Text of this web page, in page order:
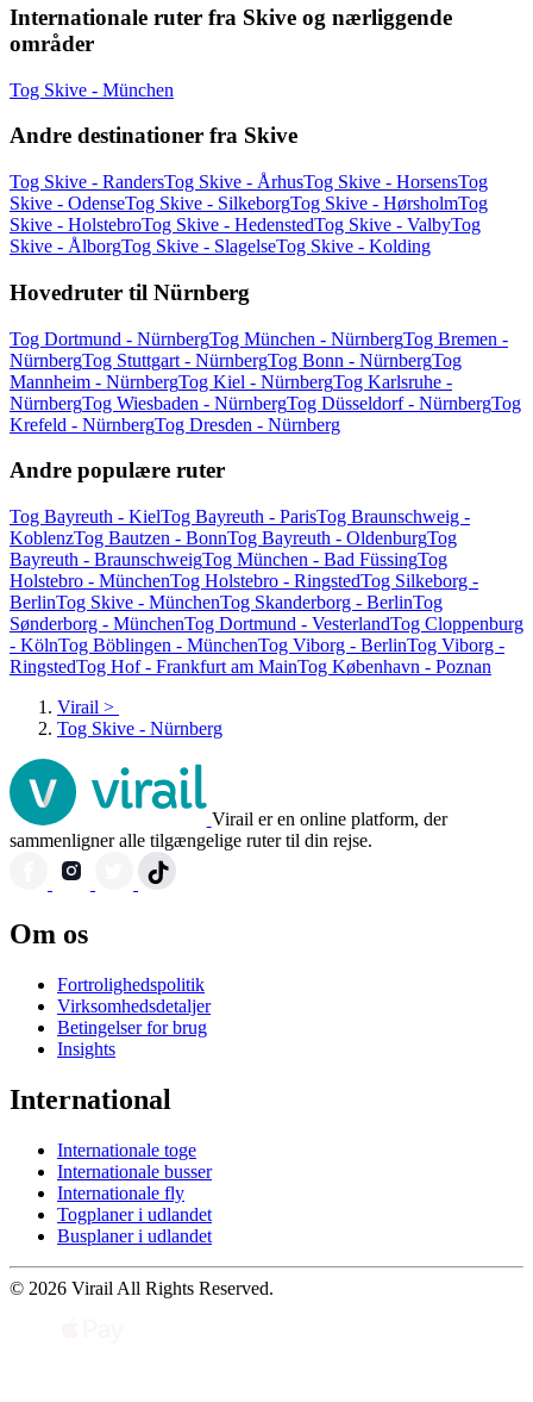
Internationale ruter fra Skive og nærliggende
områder
Tog Skive - München
Andre destinationer fra Skive
Tog Skive - RandersTog Skive - ÅrhusTog Skive - HorsensTog
Skive - OdenseTog Skive - SilkeborgTog Skive - HørsholmTog
Skive - HolstebroTog Skive - HedenstedTog Skive - ValbyTog
Skive - ÅlborgTog Skive - SlagelseTog Skive - Kolding
Hovedruter til Nürnberg
Tog Dortmund - NürnbergTog München - NürnbergTog Bremen -
NürnbergTog Stuttgart - NürnbergTog Bonn - NürnbergTog
Mannheim - NürnbergTog Kiel - NürnbergTog Karlsruhe -
NürnbergTog Wiesbaden - NürnbergTog Düsseldorf - NürnbergTog
Krefeld - NürnbergTog Dresden - Nürnberg
Andre populære ruter
Tog Bayreuth - KielTog Bayreuth - ParisTog Braunschweig -
KoblenzTog Bautzen - BonnTog Bayreuth - OldenburgTog
Bayreuth - BraunschweigTog München - Bad FüssingTog
Holstebro - MünchenTog Holstebro - RingstedTog Silkeborg -
BerlinTog Skive - MünchenTog Skanderborg - BerlinTog
Sønderborg - MünchenTog Dortmund - VesterlandTog Cloppenburg
- KölnTog Böblingen - MünchenTog Viborg - BerlinTog Viborg -
RingstedTog Hof - Frankfurt am MainTog København - Poznan
Virail >
Tog Skive - Nürnberg
Virail er en online platform, der
sammenligner alle tilgængelige ruter til din rejse.
Om os
Fortrolighedspolitik
Virksomhedsdetaljer
Betingelser for brug
Insights
International
Internationale toge
Internationale busser
Internationale fly
Togplaner i udlandet
Busplaner i udlandet
© 2026 Virail All Rights Reserved.